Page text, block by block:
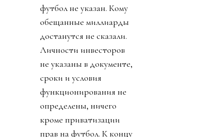
футбол не указан. Кому
обещанные миллиарды
достанутся не сказали.
Личности инвесторов
не указаны в документе,
сроки и условия
функционирования не
определены, ничего
кроме приватизации
прав на футбол. К концу